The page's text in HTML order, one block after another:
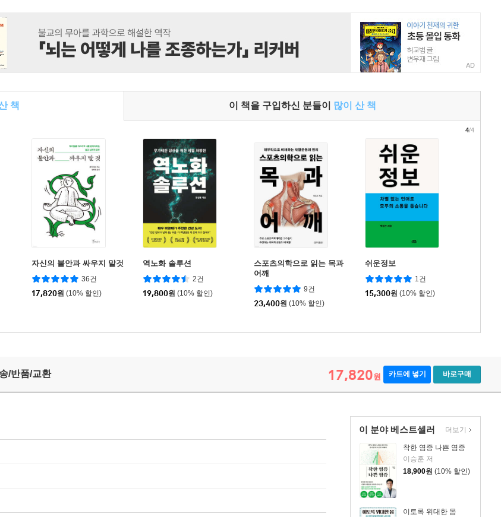
AD
책 이 책을 구입하신 분들이 많이 산 책
자신의 불안과 싸우지 말것
36건
17,820원 (10% 할인)
역노화 솔루션
2건
19,800원 (10% 할인)
스포츠의학으로 읽는 목과
어깨
9건
23,400원 (10% 할인)
쉬운정보
1건
15,300원 (10% 할인)
4/4
/반품/교환 17,820원 카트에 넣기 바로구매
이 분야 베스트셀러
착한 염증 나쁜 염증
이승훈 저
18,900원 (10% 할인)
이토록 위대한 몸
더보기